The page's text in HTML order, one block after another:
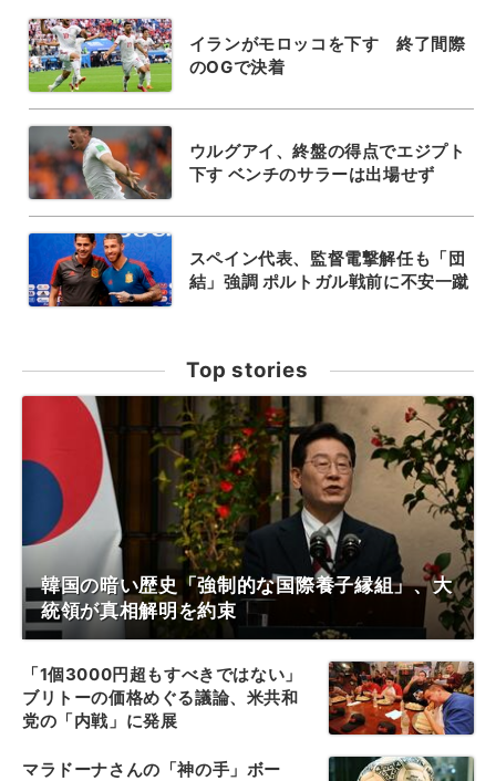
イランがモロッコを下す 終了間際
のOGで決着
ウルグアイ、終盤の得点でエジプト
下す ベンチのサラーは出場せず
スペイン代表、監督電撃解任も「団
結」強調 ポルトガル戦前に不安一蹴
Top stories
韓国の暗い歴史「強制的な国際養子縁組」、大
統領が真相解明を約束
「1個3000円超もすべきではない」
ブリトーの価格めぐる議論、米共和
党の「内戦」に発展
マラドーナさんの「神の手」ボー